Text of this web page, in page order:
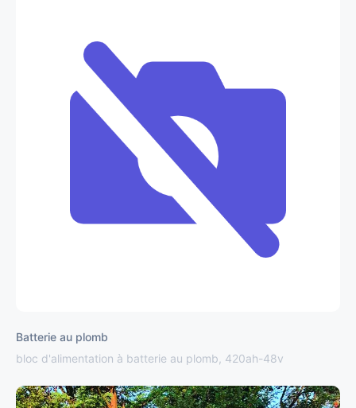
Batterie au plomb
bloc d'alimentation à batterie au plomb, 420ah-48v